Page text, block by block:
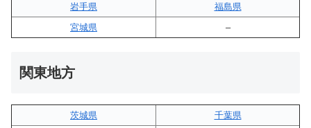
岩手県
福島県
宮城県
–
関東地方
茨城県
千葉県